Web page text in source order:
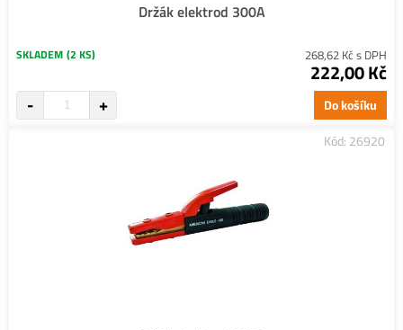
Držák elektrod 300A
SKLADEM (2 KS) 268,62 Kč s DPH
222,00 Kč
Do košíku
Kód: 26920